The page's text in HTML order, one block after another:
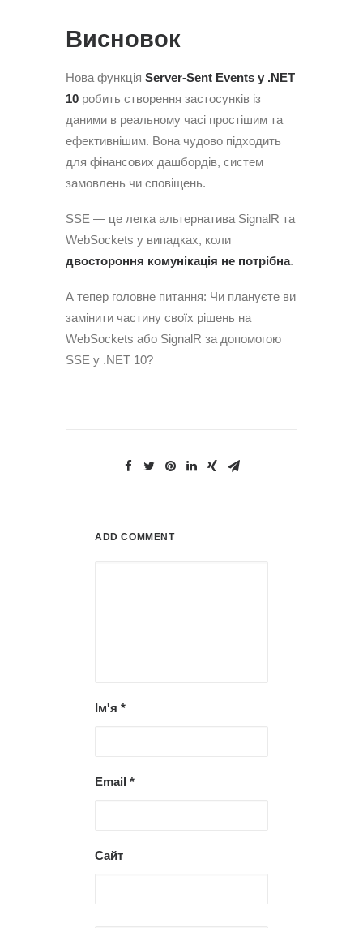
Висновок
Нова функція Server-Sent Events у .NET
10 робить створення застосунків із
даними в реальному часі простішим та
ефективнішим. Вона чудово підходить
для фінансових дашбордів, систем
замовлень чи сповіщень.
SSE — це легка альтернатива SignalR та
WebSockets у випадках, коли
двостороння комунікація не потрібна.
А тепер головне питання: Чи плануєте ви
замінити частину своїх рішень на
WebSockets або SignalR за допомогою
SSE у .NET 10?
ADD COMMENT
Ім'я *
Email *
Сайт